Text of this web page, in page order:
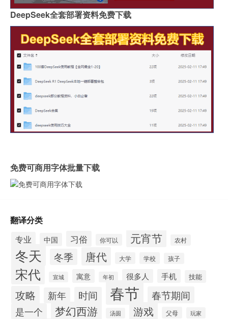
DeepSeek全套部署资料免费下载
免费可商用字体批量下载
翻译分类
专业
中国 习俗 你可以 元宵节 农村
冬天 冬季 唐代 大学 学校 孩子
宋代 宣城 寓意 年初 很多人 手机 技能
攻略 新年 时间 春节 春节期间
是一个 梦幻西游 汤圆 游戏 父母 玩家